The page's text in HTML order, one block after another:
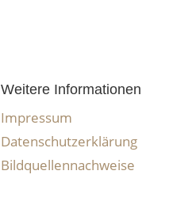
Weitere Informationen
Impressum
Daten­schutzerk­lärung
Bildquel­len­nach­weise